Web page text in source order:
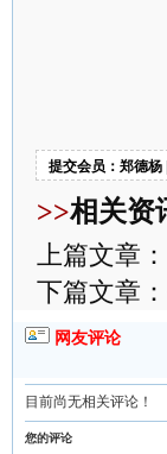
提交会员：郑德杨
>>相关资
上篇文章：
下篇文章：
网友评论
目前尚无相关评论！
您的评论